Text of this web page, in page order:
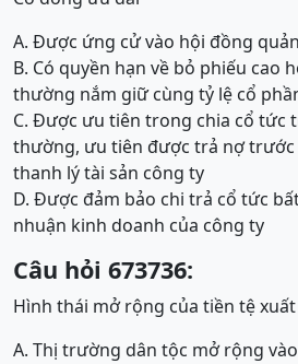
A. Được ứng cử vào hội đồng
B. Có quyền hạn về bỏ phiếu cao
thường nắm giữ cùng tỷ lệ cổ
C. Được ưu tiên trong chia cổ tức
thường, ưu tiên được trả nợ
thanh lý tài sản công ty
D. Được đảm bảo chi trả cổ tức
nhuận kinh doanh của công ty
Câu hỏi 673736:
Hình thái mở rộng của tiền tệ
A. Thị trường dân tộc mở rộng